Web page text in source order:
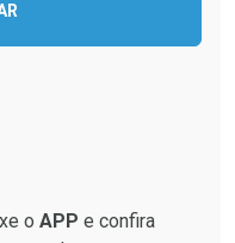
o APP e confira